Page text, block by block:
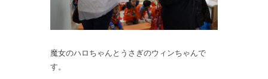
魔女のハロちゃんとうさぎのウィンちゃんで
す。